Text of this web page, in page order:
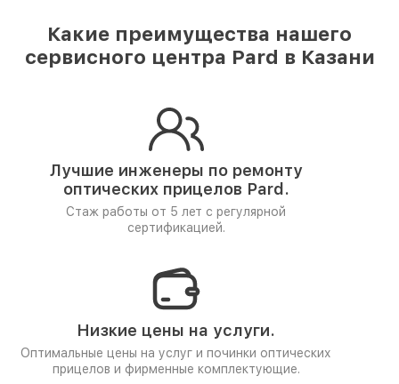
Какие преимущества нашего
сервисного центра Pard в Казани
Лучшие инженеры по ремонту
оптических прицелов Pard.
Стаж работы от 5 лет с регулярной
сертификацией.
Низкие цены на услуги.
Оптимальные цены на услуг и починки оптических
прицелов и фирменные комплектующие.